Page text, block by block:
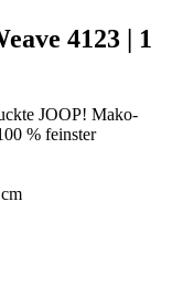
4123 | 1
JOOP! Mako-
% feinster